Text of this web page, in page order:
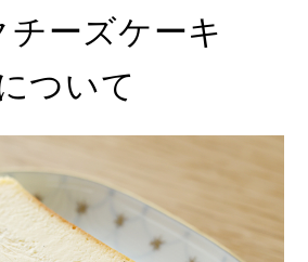
チーズケーキ
ついて